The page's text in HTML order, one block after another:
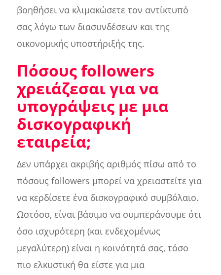
βοηθήσει να κλιμακώσετε τον αντίκτυπό
σας λόγω των διασυνδέσεων και της
οικονομικής υποστήριξής της.
Πόσους followers
χρειάζεσαι για να
υπογράψεις με μια
δισκογραφική
εταιρεία;
Δεν υπάρχει ακριβής αριθμός πίσω από το
πόσους followers μπορεί να χρειαστείτε για
να κερδίσετε ένα δισκογραφικό συμβόλαιο.
Ωστόσο, είναι βάσιμο να συμπεράνουμε ότι
όσο ισχυρότερη (και ενδεχομένως
μεγαλύτερη) είναι η κοινότητά σας, τόσο
πιο ελκυστική θα είστε για μια